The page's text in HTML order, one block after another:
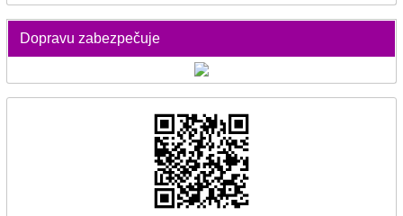
Dopravu zabezpečuje